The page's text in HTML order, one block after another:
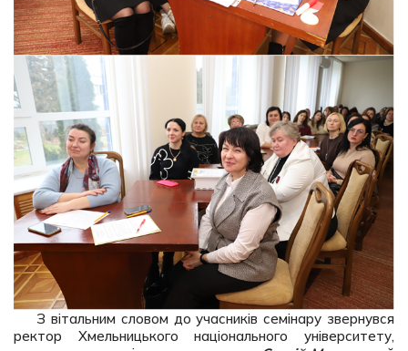
З вітальним словом до учасників семінару звернувся
ректор Хмельницького національного університету,